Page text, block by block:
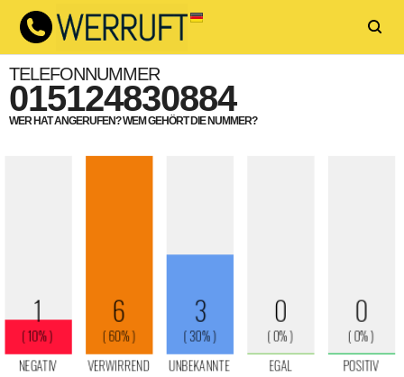
TELEFONNUMMER
015124830884
WER HAT ANGERUFEN? WEM GEHÖRT DIE NUMMER?